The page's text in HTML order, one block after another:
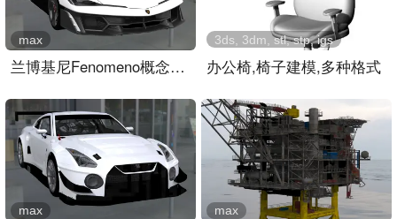
兰博基尼Fenomeno概念超跑
max
办公椅,椅子建模,多种格式
3ds, 3dm, stl, stp, igs
max max